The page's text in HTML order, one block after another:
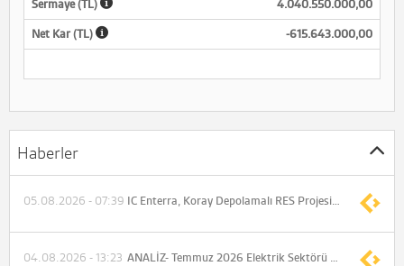
Sermaye (TL) 4.040.550.000,00
Net Kar (TL) -615.643.000,00
Haberler
IC Enterra, Koray Depolamalı RES Projesi ile birlikte depolamalı RES portföyündeki tüm projelerdeki ÇED süreçlerini tamamladı
05.08.2026 - 07:39
ANALİZ- Temmuz 2026 Elektrik Sektörü Verileri (Gedik Yatırım)
04.08.2026 - 13:23